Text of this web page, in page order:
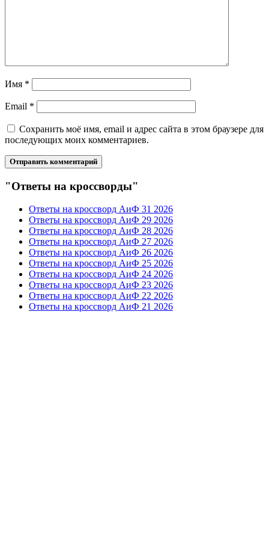
Имя *
Email *
Сохранить моё имя, email и адрес сайта в этом браузере для
последующих моих комментариев.
"Ответы на кроссворды"
Ответы на кроссворд АиФ 31 2026
Ответы на кроссворд АиФ 29 2026
Ответы на кроссворд АиФ 28 2026
Ответы на кроссворд АиФ 27 2026
Ответы на кроссворд АиФ 26 2026
Ответы на кроссворд АиФ 25 2026
Ответы на кроссворд АиФ 24 2026
Ответы на кроссворд АиФ 23 2026
Ответы на кроссворд АиФ 22 2026
Ответы на кроссворд АиФ 21 2026